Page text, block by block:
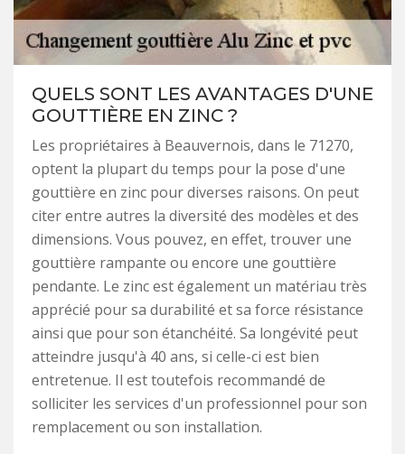
QUELS SONT LES AVANTAGES D'UNE
GOUTTIÈRE EN ZINC ?
Les propriétaires à Beauvernois, dans le 71270,
optent la plupart du temps pour la pose d'une
gouttière en zinc pour diverses raisons. On peut
citer entre autres la diversité des modèles et des
dimensions. Vous pouvez, en effet, trouver une
gouttière rampante ou encore une gouttière
pendante. Le zinc est également un matériau très
apprécié pour sa durabilité et sa force résistance
ainsi que pour son étanchéité. Sa longévité peut
atteindre jusqu'à 40 ans, si celle-ci est bien
entretenue. Il est toutefois recommandé de
solliciter les services d'un professionnel pour son
remplacement ou son installation.